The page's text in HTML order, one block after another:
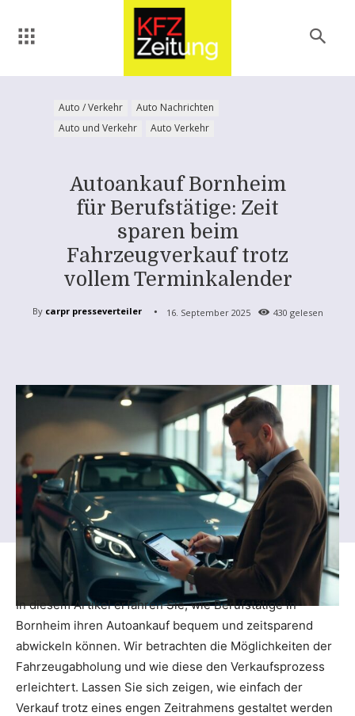
Auto / Verkehr
Auto Nachrichten
Auto und Verkehr
Auto Verkehr
Autoankauf Bornheim
für Berufstätige: Zeit
sparen beim
Fahrzeugverkauf trotz
vollem Terminkalender
By carpr presseverteiler 16. September 2025 430 gelesen
In diesem Artikel erfahren Sie, wie Berufstätige in
Bornheim ihren Autoankauf bequem und zeitsparend
abwickeln können. Wir betrachten die Möglichkeiten der
Fahrzeugabholung und wie diese den Verkaufsprozess
erleichtert. Lassen Sie sich zeigen, wie einfach der
Verkauf trotz eines engen Zeitrahmens gestaltet werden